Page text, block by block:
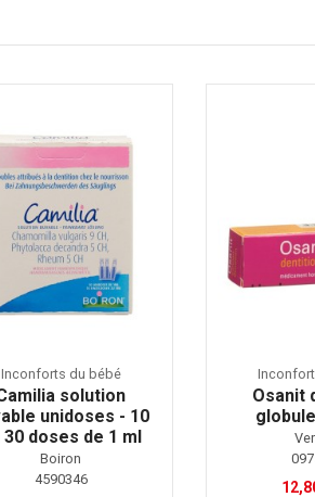
Inconforts du bébé
solution
unidoses - 10
30 doses de 1 ml
Boiron
4590346
Osanit